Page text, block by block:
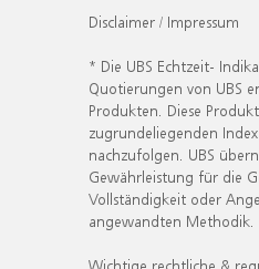
Disclaimer / Impressum
* Die UBS Echtzeit-
Quotierungen von UBS
Produkten. Diese
zugrundeliegenden
nachzufolgen. UBS
Gewährleistung für die
Vollständigkeit oder
angewandten Methodik.